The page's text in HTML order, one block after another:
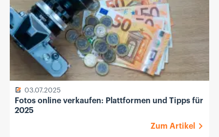
03.07.2025
Fotos online verkaufen: Plattformen und Tipps für
2025
Zum Artikel